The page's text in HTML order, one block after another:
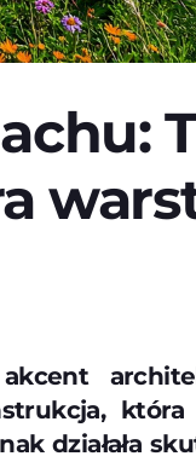
która
działała